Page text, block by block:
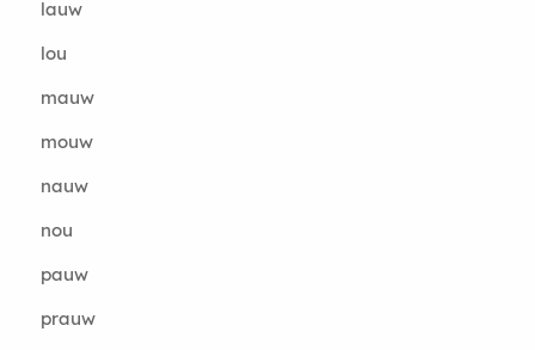
lauw
lou
mauw
mouw
nauw
nou
pauw
prauw